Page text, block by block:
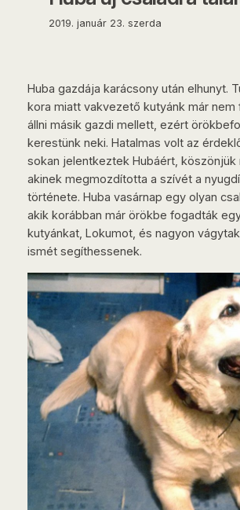
2019. január 23. szerda
Huba gazdája karácsony után elhunyt.
kora miatt vakvezető kutyánk már nem
állni másik gazdi mellett, ezért
kerestünk neki. Hatalmas volt az
sokan jelentkeztek Hubáért, köszönjük
akinek megmozdította a szívét a
története. Huba vasárnap egy olyan
akik korábban már örökbe fogadták
kutyánkat, Lokumot, és nagyon
ismét segíthessenek.